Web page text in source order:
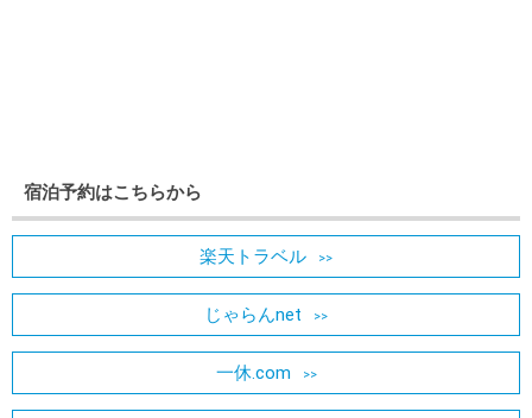
宿泊予約はこちらから
楽天トラベル
じゃらんnet
一休.com